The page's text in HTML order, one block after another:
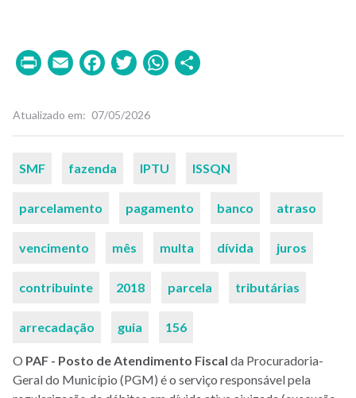
PrintEmailFacebook
TwitterWhatsApp
Atualizado em 07/05/2026
Palavras-
SMF fazenda IPTU ISSQN
parcelamento pagamento banco atraso
vencimento mês multa dívida juros
contribuinte 2018 parcela tributárias
arrecadação guia 156
O PAF - Posto de Atendimento Fiscal da Procuradoria-
Geral do Município (PGM) é o serviço responsável pela